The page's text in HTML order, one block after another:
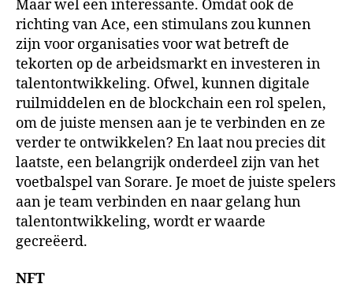
Maar wel een interessante. Omdat ook de
richting van Ace, een stimulans zou kunnen
zijn voor organisaties voor wat betreft de
tekorten op de arbeidsmarkt en investeren in
talentontwikkeling. Ofwel, kunnen digitale
ruilmiddelen en de blockchain een rol spelen,
om de juiste mensen aan je te verbinden en ze
verder te ontwikkelen? En laat nou precies dit
laatste, een belangrijk onderdeel zijn van het
voetbalspel van Sorare. Je moet de juiste spelers
aan je team verbinden en naar gelang hun
talentontwikkeling, wordt er waarde
gecreëerd.
NFT